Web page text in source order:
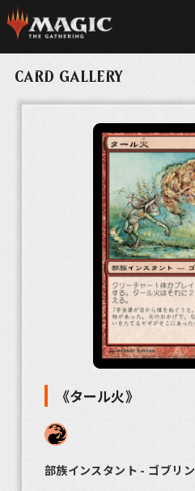
CARD GALLERY
《タール火》
部族インスタント - ゴブリン